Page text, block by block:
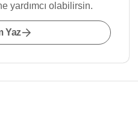
yardımcı olabilirsin.
Yaz